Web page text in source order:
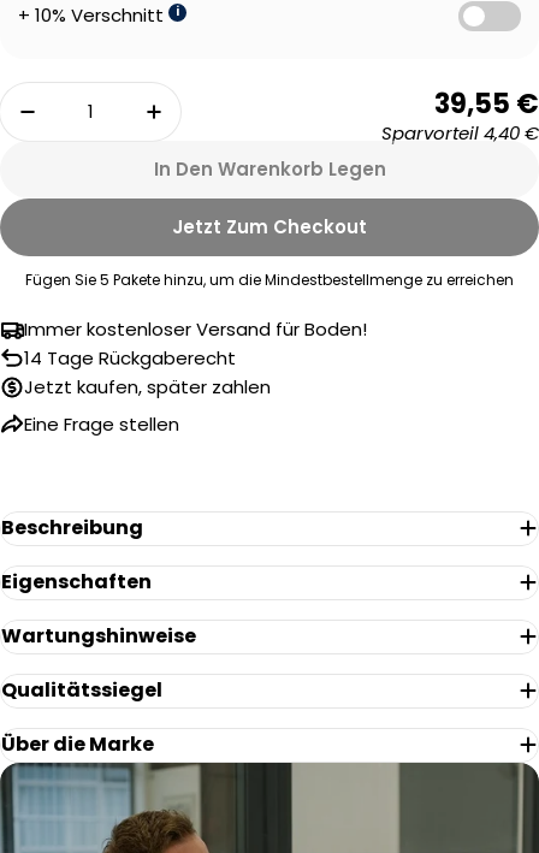
+ 10% Verschnitt i
39,55 €
Sparvorteil4,40 €
Menge
Menge Für Floer Hellbraune Eiche Landhaus
Menge Für Floer Hellbraune Eiche
In Den Warenkorb Legen
Jetzt Zum Checkout
Fügen Sie5 Pakete hinzu, um die Mindestbestellmenge zu erreichen
Immer kostenloser Versand für Boden!
14 Tage Rückgaberecht
Jetzt kaufen, später zahlen
Eine Frage stellen
Ihr
Name
E-
Mail
Ihr
Telefon
Ihre
Nachricht
Die mit * gekennzeichneten Felder sind Pflichtfelder.
Beschreibung
Eigenschaften
Wartungshinweise
Qualitätssiegel
Über die Marke